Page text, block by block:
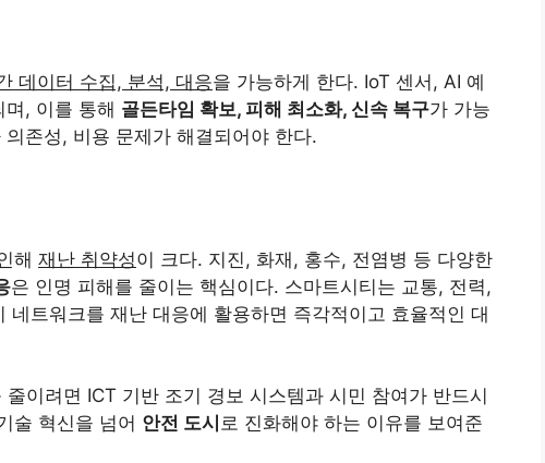
데이터 수집, 분석, 대응을 가능하게 한다. IoT 센서, AI 예
, 이를 통해 골든타임 확보, 피해 최소화, 신속 복구가 가능
존성, 비용 문제가 해결되어야 한다.
해 재난 취약성이 크다. 지진, 화재, 홍수, 전염병 등 다양한
은 인명 피해를 줄이는 핵심이다. 스마트시티는 교통, 전력,
트워크를 재난 대응에 활용하면 즉각적이고 효율적인 대
이려면 ICT 기반 조기 경보 시스템과 시민 참여가 반드시
술 혁신을 넘어 안전 도시 로 진화해야 하는 이유를 보여준